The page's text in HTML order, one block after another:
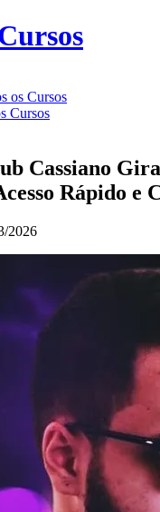
os Cursos
Cursos
Cassiano
Rápido e
2026